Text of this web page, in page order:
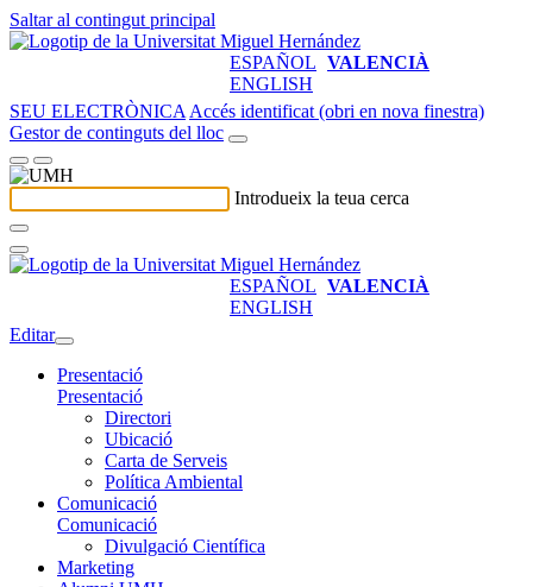
Saltar al contingut principal
ESPAÑOL VALENCIÀ
ENGLISH
SEU ELECTRÒNICA Accés identificat (obri en nova finestra)
Gestor de continguts del lloc
Introdueix la teua cerca
ESPAÑOL VALENCIÀ
ENGLISH
Editar
Presentació
Presentació
Directori
Ubicació
Carta de Serveis
Política Ambiental
Comunicació
Comunicació
Divulgació Científica
Marketing